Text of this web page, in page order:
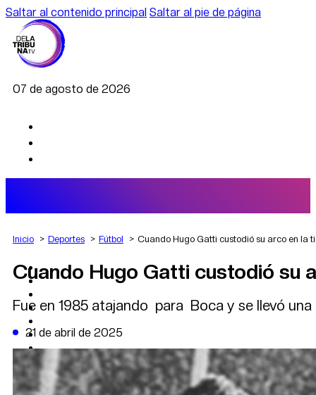
Saltar al contenido principal Saltar al pie de página
07 de agosto de 2026
AGRO
DEPORTES
POLÍTICA
DATA FIRME
DE LA TRIBUNA TV
Inicio Deportes Fútbol Cuando Hugo Gatti custodió su arco en la
Cuando Hugo Gatti custodió su
Fue en 1985 atajando para Boca y se llevó
21 de abril de 2025